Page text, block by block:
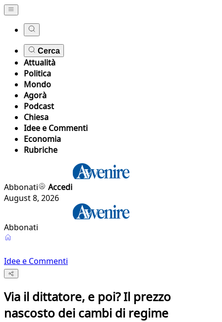
Cerca
Attualità
Politica
Mondo
Agorà
Podcast
Chiesa
Idee e Commenti
Economia
Rubriche
Abbonati
Accedi
August 8, 2026
Abbonati
Idee e Commenti
Via il dittatore, e poi? Il prezzo
nascosto dei cambi di regime